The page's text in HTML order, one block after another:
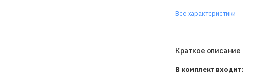
Все характеристики
Краткое описание
В комплект входит: